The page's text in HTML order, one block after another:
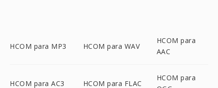
HCOM para MP3 HCOM para WAV
HCOM para
AAC
HCOM para AC3 HCOM para FLAC
HCOM para